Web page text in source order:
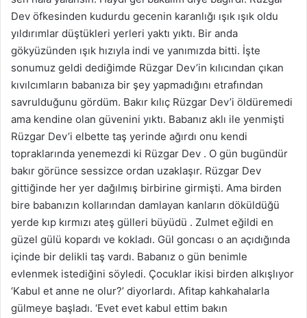
Dev öfkesinden kudurdu gecenin karanlığı ışık ışık oldu
yıldırımlar düştükleri yerleri yaktı yıktı. Bir anda
gökyüzünden ışık hızıyla indi ve yanımızda bitti. İşte
sonumuz geldi dediğimde Rüzgar Dev’in kılıcından çıkan
kıvılcımların babanıza bir şey yapmadığını etrafından
savrulduğunu gördüm. Bakır kılıç Rüzgar Dev’i öldüremedi
ama kendine olan güvenini yıktı. Babanız aklı ile yenmişti
Rüzgar Dev’i elbette taş yerinde ağırdı onu kendi
topraklarında yenemezdi ki Rüzgar Dev . O gün bugündür
bakır görünce sessizce ordan uzaklaşır. Rüzgar Dev
gittiğinde her yer dağılmış birbirine girmişti. Ama birden
bire babanızın kollarından damlayan kanların döküldüğü
yerde kıp kırmızı ateş gülleri büyüdü . Zulmet eğildi en
güzel gülü kopardı ve kokladı. Gül goncası o an açıdığında
içinde bir delikli taş vardı. Babanız o gün benimle
evlenmek istediğini söyledi. Çocuklar ikisi birden alkışlıyor
‘Kabul et anne ne olur?’ diyorlardı. Afitap kahkahalarla
gülmeye başladı. ‘Evet evet kabul ettim bakın